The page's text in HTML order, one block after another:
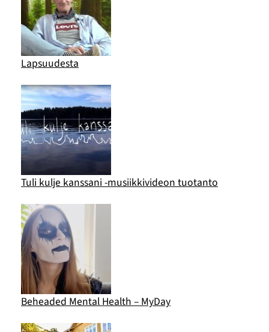
Lapsuudesta
Tuli kulje kanssani -musiikkivideon tuotanto
Beheaded Mental Health – MyDay